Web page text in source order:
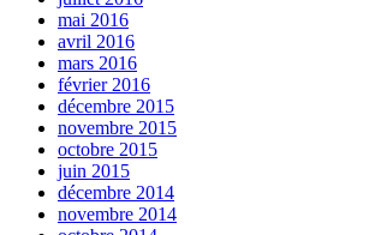
mai 2016
avril 2016
mars 2016
février 2016
décembre 2015
novembre 2015
octobre 2015
juin 2015
décembre 2014
novembre 2014